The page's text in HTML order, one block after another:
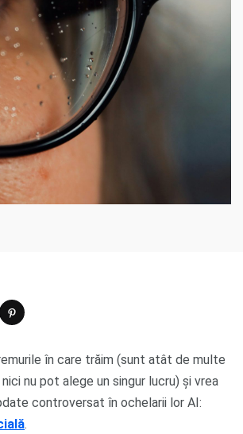
în care trăim (sunt atât de multe
nu pot alege un singur lucru) și vrea
controversat în ochelarii lor AI:
.